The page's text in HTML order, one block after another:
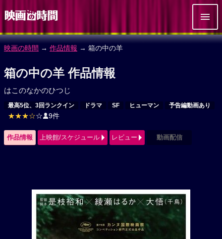
映画の時間 → 作品情報 → 箱の中の羊
箱の中の羊 作品情報
はこのなかのひつじ
最高5位、3回ランクイン ドラマ SF ヒューマン 予告編動画あり
★★★☆☆ 9件
作品情報 上映館/スケジュール レビュー 動画配信